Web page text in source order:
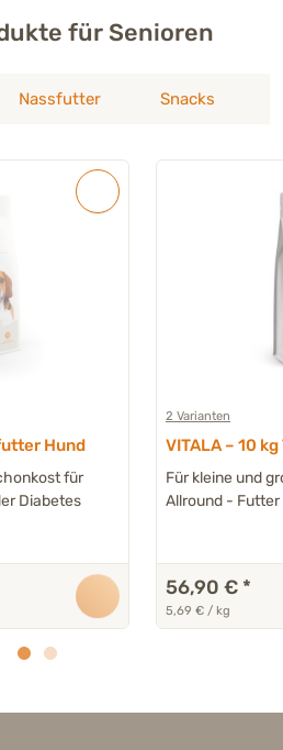
für Senioren
Nassfutter Snacks
Hund
für
Diabetes
2 Varianten
VITALA – 10
Für kleine und
Allround - Futter
56,90 € *
5,69 € / kg